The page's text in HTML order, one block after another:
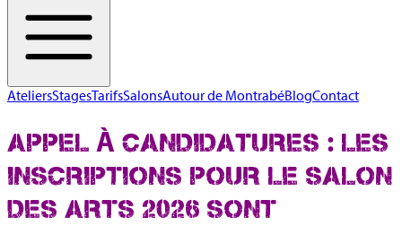
AteliersStagesTarifsSalonsAutour de MontrabéBlogContact
APPEL À CANDIDATURES : LES
INSCRIPTIONS POUR LE SALON
DES ARTS 2026 SONT